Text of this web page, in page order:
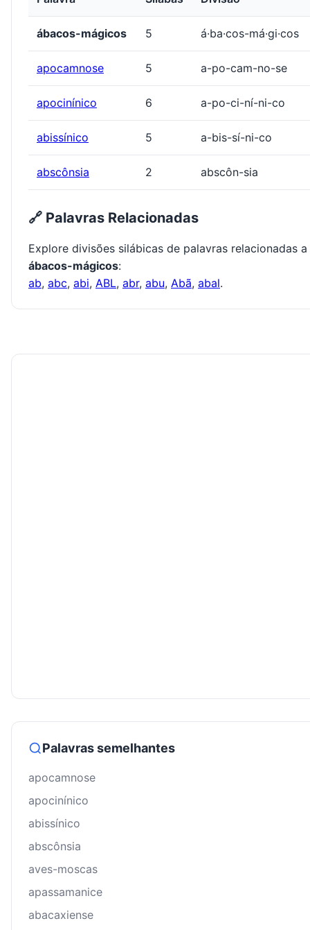
ábacos-mágicos 5 á·ba·cos-má·gi·cos
apocamnose 5 a-po-cam-no-se
apocinínico 6 a-po-ci-ní-ni-co
abissínico 5 a-bis-sí-ni-co
abscônsia 2 abscôn-sia
🔗 Palavras Relacionadas
Explore divisões silábicas de palavras relacionadas a
ábacos-mágicos:
ab, abc, abi, ABL, abr, abu, Abã, abal.
Palavras semelhantes
apocamnose
apocinínico
abissínico
abscônsia
aves-moscas
apassamanice
abacaxiense